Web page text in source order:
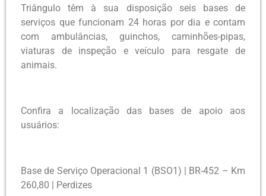
Triângulo têm à sua disposição seis bases de
serviços que funcionam 24 horas por dia e contam
com ambulâncias, guinchos, caminhões-pipas,
viaturas de inspeção e veículo para resgate de
animais.
Confira a localização das bases de apoio aos
usuários:
Base de Serviço Operacional 1 (BSO1) | BR-452 – Km
260,80 | Perdizes